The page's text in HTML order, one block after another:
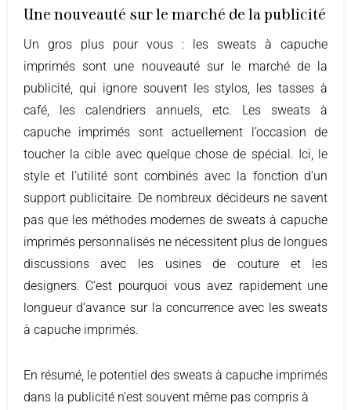
Une nouveauté sur le marché de la publicité
Un gros plus pour vous : les sweats à capuche
imprimés sont une nouveauté sur le marché de la
publicité, qui ignore souvent les stylos, les tasses à
café, les calendriers annuels, etc. Les sweats à
capuche imprimés sont actuellement l’occasion de
toucher la cible avec quelque chose de spécial. Ici, le
style et l’utilité sont combinés avec la fonction d’un
support publicitaire. De nombreux décideurs ne savent
pas que les méthodes modernes de sweats à capuche
imprimés personnalisés ne nécessitent plus de longues
discussions avec les usines de couture et les
designers. C’est pourquoi vous avez rapidement une
longueur d’avance sur la concurrence avec les sweats
à capuche imprimés.
En résumé, le potentiel des sweats à capuche imprimés
dans la publicité n’est souvent même pas compris à